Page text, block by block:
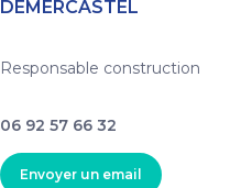
DEMERCASTEL
Responsable construction
06 92 57 66 32
Envoyer un email